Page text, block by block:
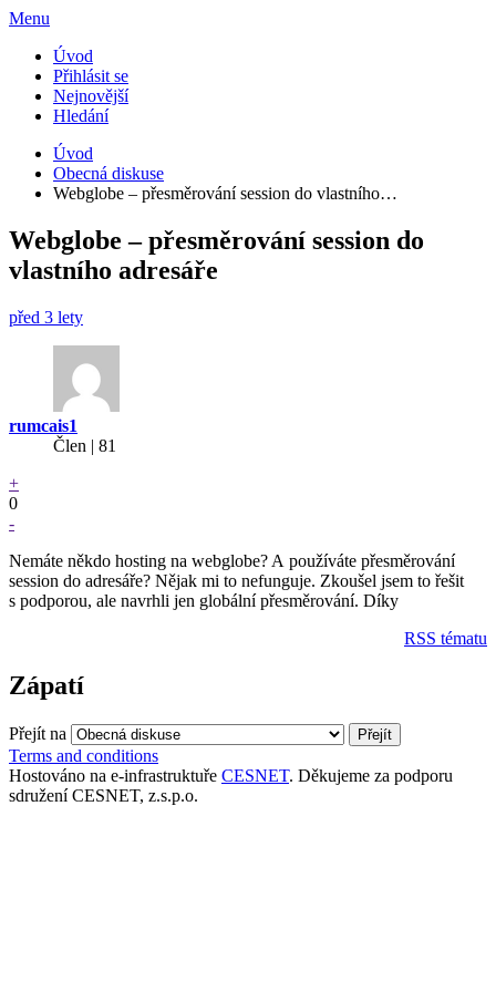
Menu
Úvod
Přihlásit se
Nejnovější
Hledání
Úvod
Obecná diskuse
Webglobe – přesměrování session do vlastního…
Webglobe – přesměrování session do
vlastního adresáře
před 3 lety
rumcais1
Člen | 81
+
0
-
Nemáte někdo hosting na webglobe? A používáte přesměrování
session do adresáře? Nějak mi to nefunguje. Zkoušel jsem to řešit
s podporou, ale navrhli jen globální přesměrování. Díky
RSS tématu
Zápatí
Přejít na
Terms and conditions
Hostováno na e-infrastruktuře CESNET. Děkujeme za podporu
sdružení CESNET, z.s.p.o.